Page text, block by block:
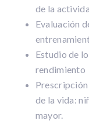
de la
Evaluación
Estudio de
rendimiento
de la vida:
mayor.